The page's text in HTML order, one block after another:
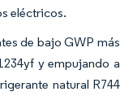
eléctricos.
de bajo GWP más
y empujando a
natural R744